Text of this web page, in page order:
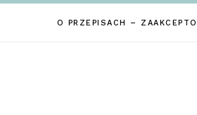
O PRZEPISACH –